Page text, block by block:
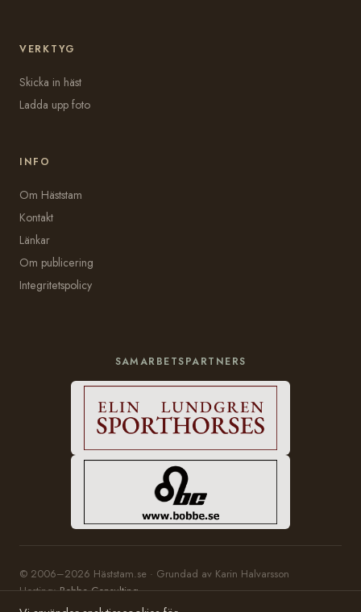
VERKTYG
Skicka in häst
Ladda upp foto
INFO
Om Häststam
Kontakt
Länkar
Om publicering
Integritetspolicy
SAMARBETSPARTNERS
© 2006–2026 Häststam.se · Grundad av Karin Halvarsson
Hosting:Bobbe Consulting